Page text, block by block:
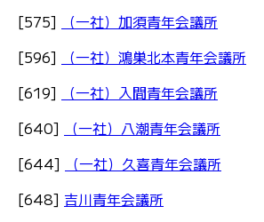
[575]
（一社）加須青年会議所
[596]
（一社）鴻巣北本青年会議所
[619]
（一社）入間青年会議所
[640]
（一社）八潮青年会議所
[644]
（一社）久喜青年会議所
[648] 吉川青年会議所